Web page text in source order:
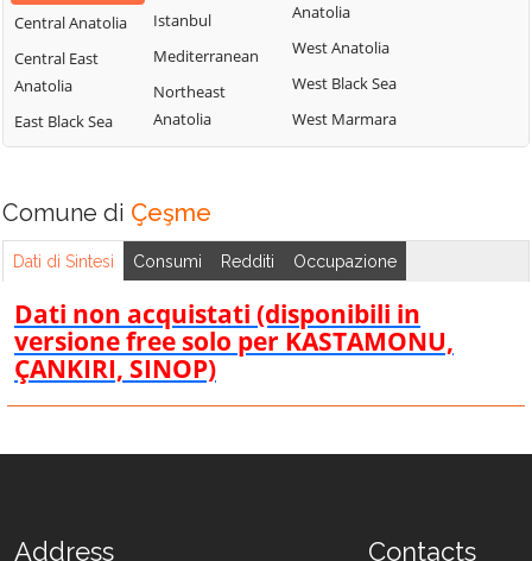
Central Anatolia
Central East
Anatolia
East Black Sea
Istanbul
Mediterranean
Northeast
Anatolia
Anatolia
West Anatolia
West Black Sea
West Marmara
Comune di Çeşme
Dati di Sintesi Consumi Redditi Occupazione
Dati non acquistati (disponibili in
versione free solo per KASTAMONU,
ÇANKIRI, SINOP)
Address Contacts